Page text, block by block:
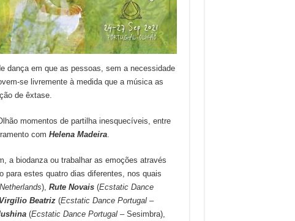
dança em que as pessoas, sem a necessidade
se livremente à medida que a música as
de êxtase.
momentos de partilha inesquecíveis, entre
com Helena Madeira.
a biodanza ou trabalhar as emoções através
para estes quatro dias diferentes, nos quais
), Rute Novais(Ecstatic Dance
Virgílio Beatriz(Ecstatic Dance Portugal–
(Ecstatic Dance Portugal– Sesimbra),